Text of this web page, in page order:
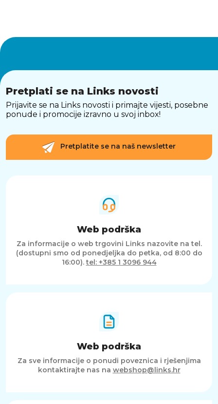
Pretplati se na Links novosti
Prijavite se na Links novosti i primajte vijesti, posebne
ponude i promocije izravno u svoj inbox!
Pretplatite se na naš newsletter
Web podrška
Za informacije o web trgovini Links nazovite na tel.
(dostupni smo od ponedjeljka do petka, od 8:00 do
16:00).tel: +385 1 3096 944
Web podrška
Za sve informacije o ponudi poveznica i rješenjima
kontaktirajte nas na webshop@links.hr